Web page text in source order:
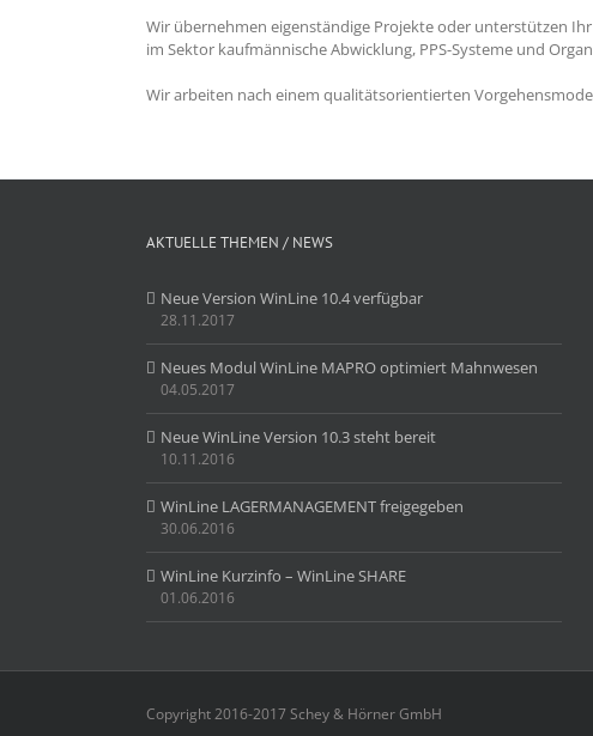
Wir übernehmen eigenständige Projekte oder unterstützen
im Sektor kaufmännische Abwicklung, PPS-Systeme und
Wir arbeiten nach einem qualitätsorientierten
AKTUELLE THEMEN / NEWS
Neue Version WinLine 10.4 verfügbar
28.11.2017
Neues Modul WinLine MAPRO optimiert Mahnwesen
04.05.2017
Neue WinLine Version 10.3 steht bereit
10.11.2016
WinLine LAGERMANAGEMENT freigegeben
30.06.2016
WinLine Kurzinfo – WinLine SHARE
01.06.2016
Copyright 2016-2017 Schey & Hörner GmbH